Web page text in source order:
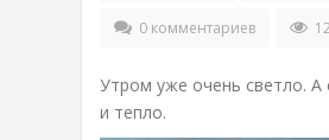
0 комментариев
Утром уже очень светло. А
и тепло.